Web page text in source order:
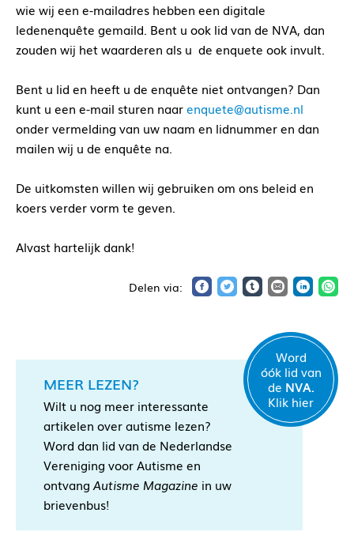
wie wij een e-mailadres hebben een digitale
ledenenquête gemaild. Bent u ook lid van de NVA, dan
zouden wij het waarderen als u de enquete ook invult.
Bent u lid en heeft u de enquête niet ontvangen? Dan
kunt u een e-mail sturen naarenquete@autisme.nl
onder vermelding van uw naam en lidnummer en dan
mailen wij u de enquête na.
De uitkomsten willen wij gebruiken om ons beleid en
koers verder vorm te geven.
Alvast hartelijk dank!
MEER LEZEN?
Wilt u nog meer interessante
artikelen over autisme lezen?
Word dan lid van de Nederlandse
Vereniging voor Autisme en
ontvang Autisme Magazine in uw
brievenbus!
Word
óók lid van
de NVA.
Klik hier